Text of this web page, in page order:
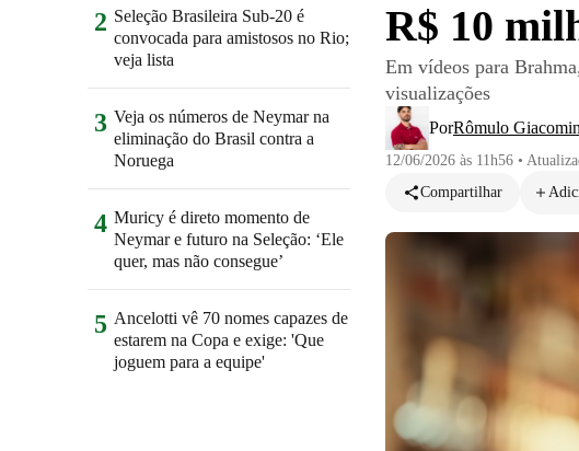
R$ 10
Em vídeos para
visualizações
PorRômulo Giacomin
12/06/2026 às 11h56 •
Compartilhar
2 Seleção Brasileira Sub-20 é
convocada para amistosos no Rio;
veja lista
3 Veja os números de Neymar na
eliminação do Brasil contra a
Noruega
4 Muricy é direto momento de
Neymar e futuro na Seleção: ‘Ele
quer, mas não consegue’
5 Ancelotti vê 70 nomes capazes de
estarem na Copa e exige: 'Que
joguem para a equipe'